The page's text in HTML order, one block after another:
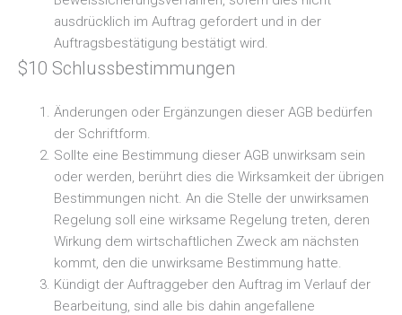
ausdrücklich im Auftrag gefordert und in der
Auftragsbestätigung bestätigt wird.
$10 Schlussbestimmungen
Änderungen oder Ergänzungen dieser AGB bedürfen
der Schriftform.
Sollte eine Bestimmung dieser AGB unwirksam sein
oder werden, berührt dies die Wirksamkeit der übrigen
Bestimmungen nicht. An die Stelle der unwirksamen
Regelung soll eine wirksame Regelung treten, deren
Wirkung dem wirtschaftlichen Zweck am nächsten
kommt, den die unwirksame Bestimmung hatte.
Kündigt der Auftraggeber den Auftrag im Verlauf der
Bearbeitung, sind alle bis dahin angefallene